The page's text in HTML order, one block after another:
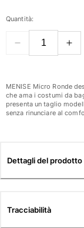
Slips
Vedi tutti i
Shorts
Quantità:
MENISE Micro Ronde
che ama i costumi da
presenta un taglio
senza rinunciare al
Dettagli del prodotto
Tracciabilità